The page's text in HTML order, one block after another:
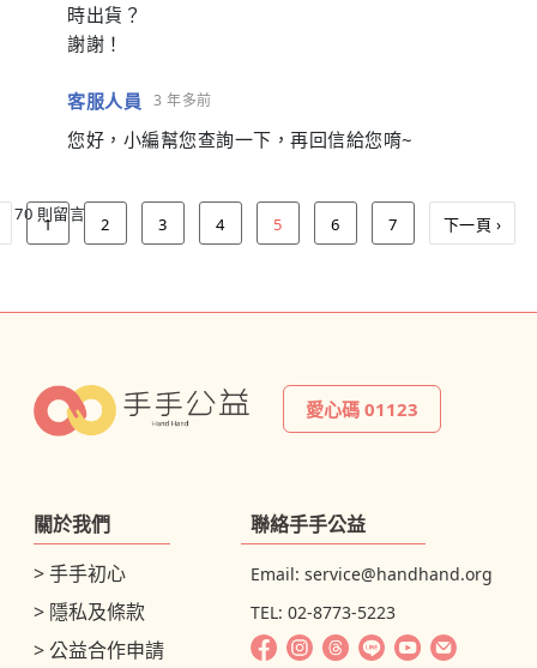
時出貨？
謝謝！
客服人員 3 年多前
您好，小編幫您查詢一下，再回信給您唷~
70 則留言
1 2 3 4 5 6 7 下一頁 ›
愛心碼 01123
關於我們
> 手手初心
> 隱私及條款
> 公益合作申請
聯絡手手公益
Email:service@handhand.org
TEL: 02-8773-5223